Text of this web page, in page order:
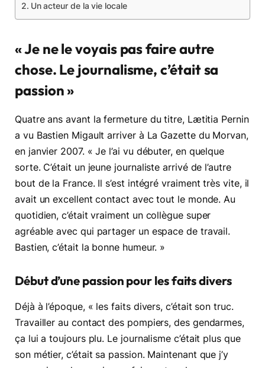
Un acteur de la vie locale
« Je ne le voyais pas faire autre
chose. Le journalisme, c’était sa
passion »
Quatre ans avant la fermeture du titre, Lætitia Pernin
a vu Bastien Migault arriver à La Gazette du Morvan,
en janvier 2007. « Je l’ai vu débuter, en quelque
sorte. C’était un jeune journaliste arrivé de l’autre
bout de la France. Il s’est intégré vraiment très vite, il
avait un excellent contact avec tout le monde. Au
quotidien, c’était vraiment un collègue super
agréable avec qui partager un espace de travail.
Bastien, c’était la bonne humeur. »
Début d’une passion pour les faits divers
Déjà à l’époque, « les faits divers, c’était son truc.
Travailler au contact des pompiers, des gendarmes,
ça lui a toujours plu. Le journalisme c’était plus que
son métier, c’était sa passion. Maintenant que j’y